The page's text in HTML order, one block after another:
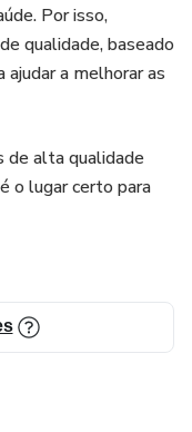
Por isso,
qualidade, baseado
ajudar a melhorar as
de alta qualidade
o lugar certo para